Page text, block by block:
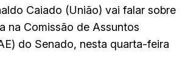
Caiado (União) vai falar sobre
na Comissão de Assuntos
do Senado, nesta quarta-feira